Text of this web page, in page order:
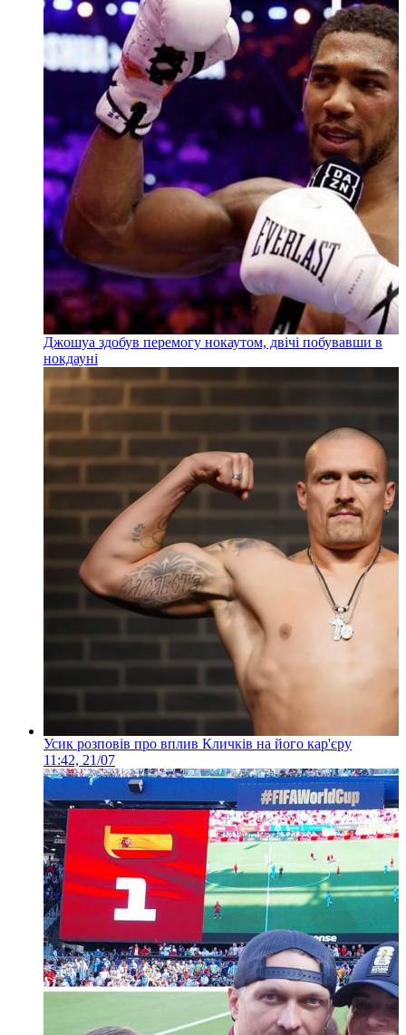
Джошуа здобув перемогу нокаутом, двічі побувавши в
нокдауні
Усик розповів про вплив Кличків на його кар'єру
11:42, 21/07